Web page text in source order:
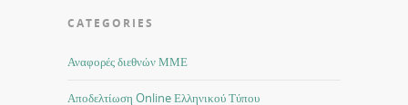
CATEGORIES
Αναφορές διεθνών ΜΜΕ
Αποδελτίωση Online Ελληνικού Τύπου